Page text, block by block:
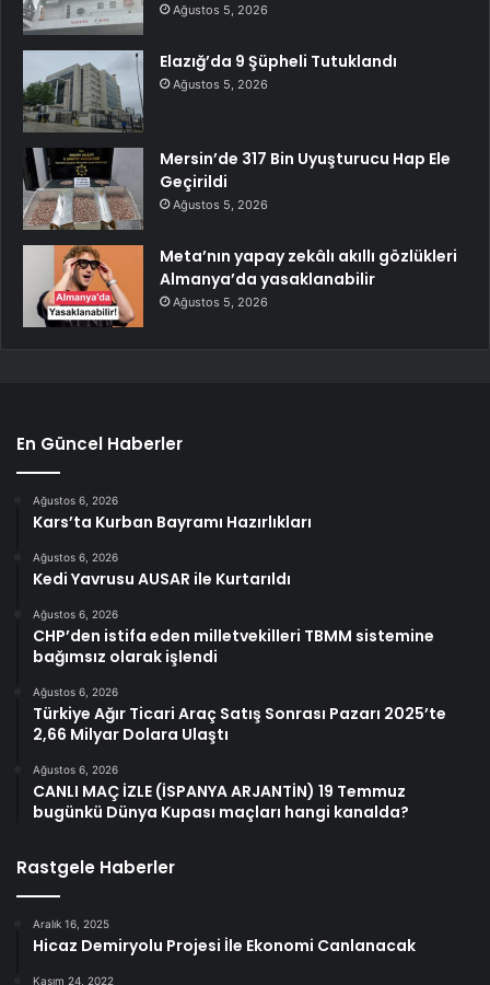
Ağustos 5, 2026
Elazığ’da 9 Şüpheli Tutuklandı
Ağustos 5, 2026
Mersin’de 317 Bin Uyuşturucu Hap Ele
Geçirildi
Ağustos 5, 2026
Meta’nın yapay zekâlı akıllı gözlükleri
Almanya’da yasaklanabilir
Ağustos 5, 2026
En Güncel Haberler
Ağustos 6, 2026
Kars’ta Kurban Bayramı Hazırlıkları
Ağustos 6, 2026
Kedi Yavrusu AUSAR ile Kurtarıldı
Ağustos 6, 2026
CHP’den istifa eden milletvekilleri TBMM sistemine
bağımsız olarak işlendi
Ağustos 6, 2026
Türkiye Ağır Ticari Araç Satış Sonrası Pazarı 2025’te
2,66 Milyar Dolara Ulaştı
Ağustos 6, 2026
CANLI MAÇ İZLE (İSPANYA ARJANTİN) 19 Temmuz
bugünkü Dünya Kupası maçları hangi kanalda?
Rastgele Haberler
Aralık 16, 2025
Hicaz Demiryolu Projesi İle Ekonomi Canlanacak
Kasım 24, 2022